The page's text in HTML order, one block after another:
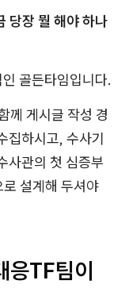
당장 뭘 해야 하나
골든타임입니다.
께 게시글 작성 경
집하시고, 수사기
사관의 첫 심증부
설계해 두셔야
응TF팀이